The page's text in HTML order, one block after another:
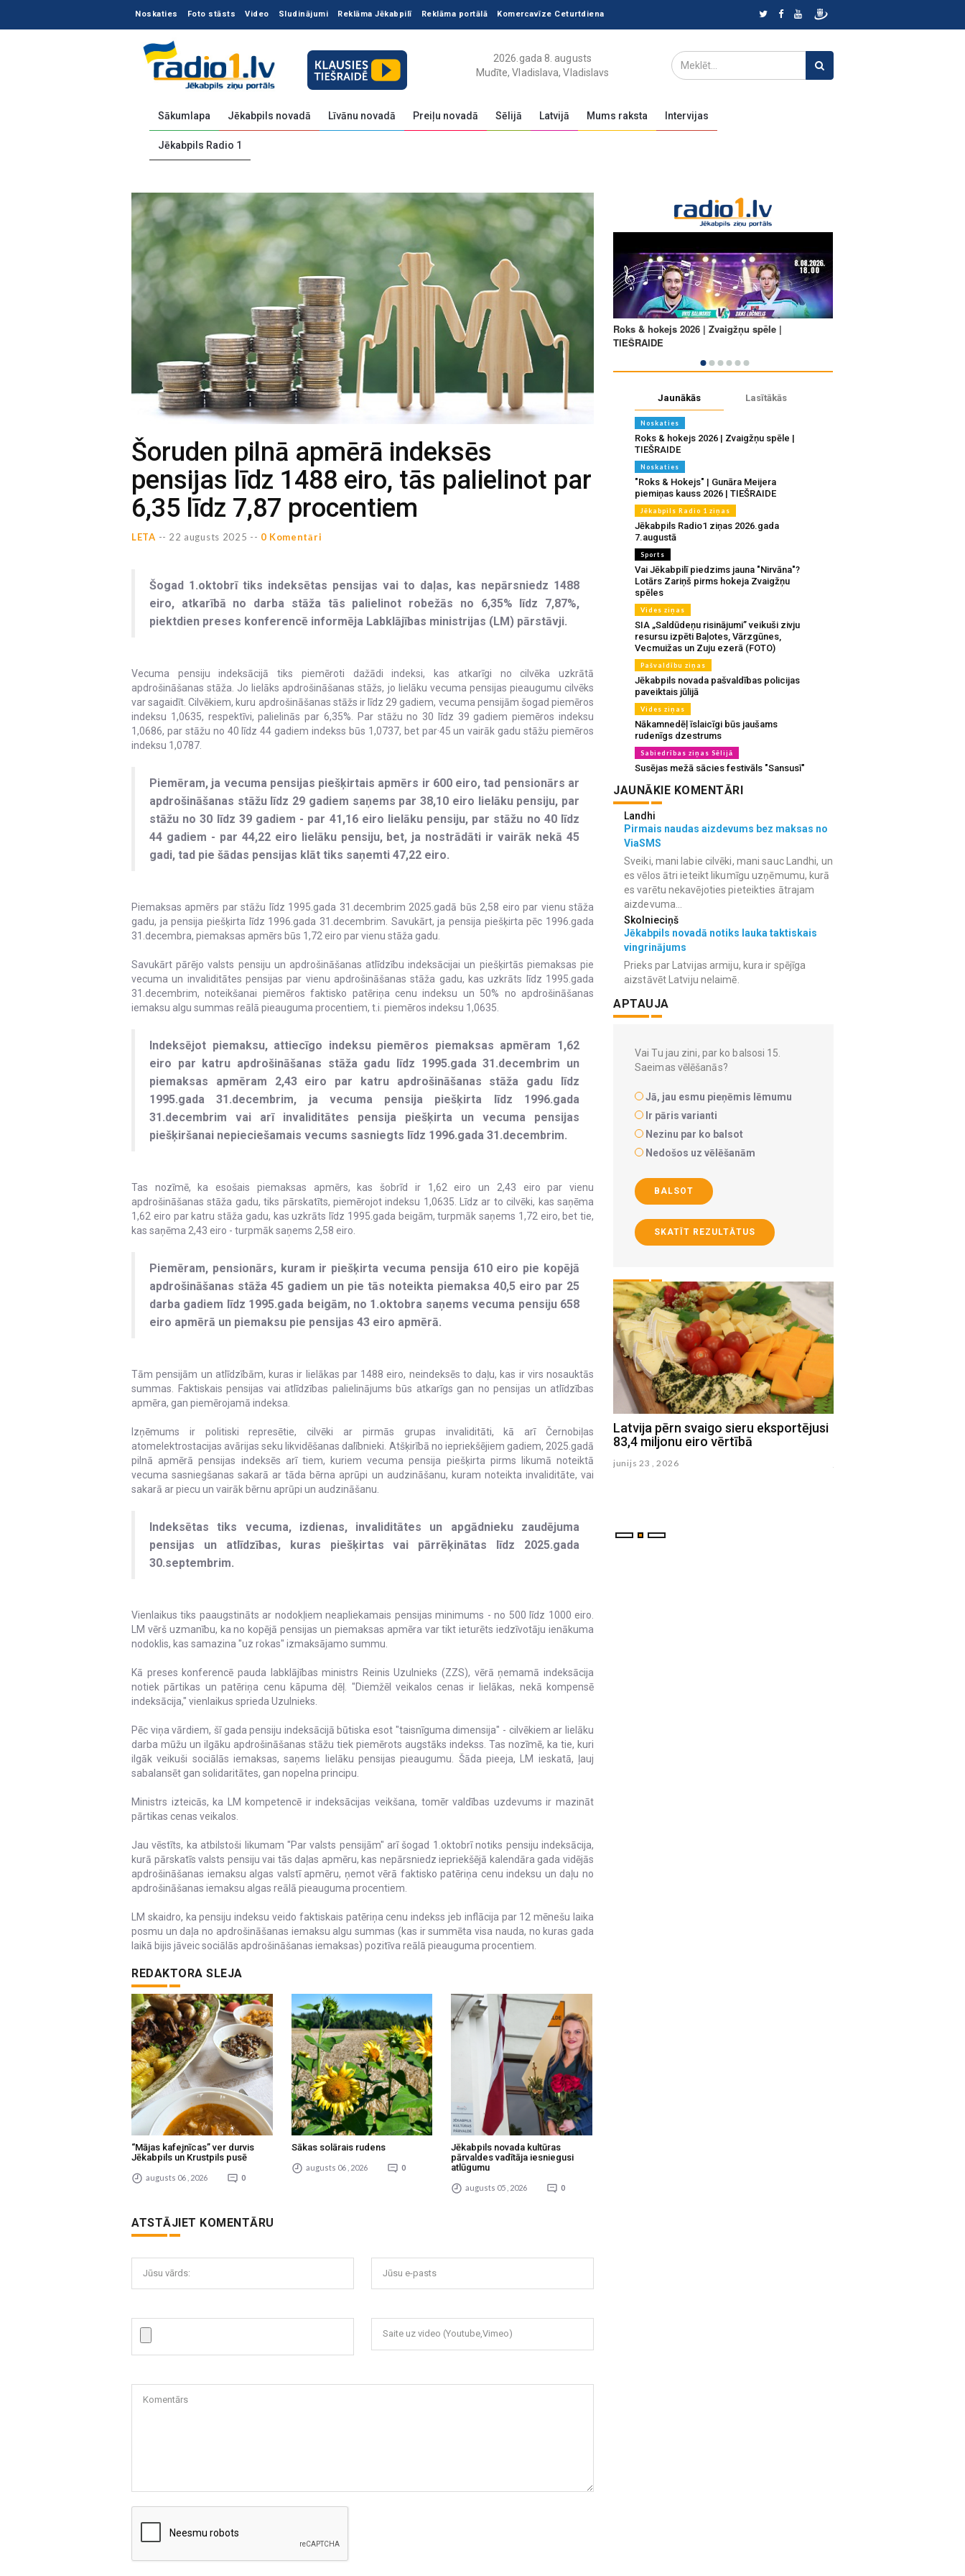
Noskaties Foto stāsts Video Sludinājumi Reklāma Jēkabpilī Reklāma portālā Komercavīze Ceturtdiena
2026.gada 8. augusts
Mudīte, Vladislava, Vladislavs
Sākumlapa Jēkabpils novadā Līvānu novadā Preiļu novadā Sēlijā Latvijā Mums raksta Intervijas
Jēkabpils Radio 1
Šoruden pilnā apmērā indeksēs
pensijas līdz 1488 eiro, tās palielinot par
6,35 līdz 7,87 procentiem
LETA -- 22 augusts 2025 -- 0 Komentāri
Šogad 1.oktobrī tiks indeksētas pensijas vai to daļas, kas nepārsniedz 1488
eiro, atkarībā no darba stāža tās palielinot robežās no 6,35% līdz 7,87%,
piektdien preses konferencē informēja Labklājības ministrijas (LM) pārstāvji.
Vecuma pensiju indeksācijā tiks piemēroti dažādi indeksi, kas atkarīgi no cilvēka uzkrātā
apdrošināšanas stāža. Jo lielāks apdrošināšanas stāžs, jo lielāku vecuma pensijas pieaugumu cilvēks
var sagaidīt. Cilvēkiem, kuru apdrošināšanas stāžs ir līdz 29 gadiem, vecuma pensijām šogad piemēros
indeksu 1,0635, respektīvi, palielinās par 6,35%. Par stāžu no 30 līdz 39 gadiem piemēros indeksu
1,0686, par stāžu no 40 līdz 44 gadiem indekss būs 1,0737, bet par·45 un vairāk gadu stāžu piemēros
indeksu 1,0787.
Piemēram, ja vecuma pensijas piešķirtais apmērs ir 600 eiro, tad pensionārs ar
apdrošināšanas stāžu līdz 29 gadiem saņems par 38,10 eiro lielāku pensiju, par
stāžu no 30 līdz 39 gadiem - par 41,16 eiro lielāku pensiju, par stāžu no 40 līdz
44 gadiem - par 44,22 eiro lielāku pensiju, bet, ja nostrādāti ir vairāk nekā 45
gadi, tad pie šādas pensijas klāt tiks saņemti 47,22 eiro.
Piemaksas apmērs par stāžu līdz 1995.gada 31.decembrim 2025.gadā būs 2,58 eiro par vienu stāža
gadu, ja pensija piešķirta līdz 1996.gada 31.decembrim. Savukārt, ja pensija piešķirta pēc 1996.gada
31.decembra, piemaksas apmērs būs 1,72 eiro par vienu stāža gadu.
Savukārt pārējo valsts pensiju un apdrošināšanas atlīdzību indeksācijai un piešķirtās piemaksas pie
vecuma un invaliditātes pensijas par vienu apdrošināšanas stāža gadu, kas uzkrāts līdz 1995.gada
31.decembrim, noteikšanai piemēros faktisko patēriņa cenu indeksu un 50% no apdrošināšanas
iemaksu algu summas reālā pieauguma procentiem, t.i. piemēros indeksu 1,0635.
Indeksējot piemaksu, attiecīgo indeksu piemēros piemaksas apmēram 1,62
eiro par katru apdrošināšanas stāža gadu līdz 1995.gada 31.decembrim un
piemaksas apmēram 2,43 eiro par katru apdrošināšanas stāža gadu līdz
1995.gada 31.decembrim, ja vecuma pensija piešķirta līdz 1996.gada
31.decembrim vai arī invaliditātes pensija piešķirta un vecuma pensijas
piešķiršanai nepieciešamais vecums sasniegts līdz 1996.gada 31.decembrim.
Tas nozīmē, ka esošais piemaksas apmērs, kas šobrīd ir 1,62 eiro un 2,43 eiro par vienu
apdrošināšanas stāža gadu, tiks pārskatīts, piemērojot indeksu 1,0635. Līdz ar to cilvēki, kas saņēma
1,62 eiro par katru stāža gadu, kas uzkrāts līdz 1995.gada beigām, turpmāk saņems 1,72 eiro, bet tie,
kas saņēma 2,43 eiro - turpmāk saņems 2,58 eiro.
Piemēram, pensionārs, kuram ir piešķirta vecuma pensija 610 eiro pie kopējā
apdrošināšanas stāža 45 gadiem un pie tās noteikta piemaksa 40,5 eiro par 25
darba gadiem līdz 1995.gada beigām, no 1.oktobra saņems vecuma pensiju 658
eiro apmērā un piemaksu pie pensijas 43 eiro apmērā.
Tām pensijām un atlīdzībām, kuras ir lielākas par 1488 eiro, neindeksēs to daļu, kas ir virs nosauktās
summas. Faktiskais pensijas vai atlīdzības palielinājums būs atkarīgs gan no pensijas un atlīdzības
apmēra, gan piemērojamā indeksa.
Izņēmums ir politiski represētie, cilvēki ar pirmās grupas invaliditāti, kā arī Černobiļas
atomelektrostacijas avārijas seku likvidēšanas dalībnieki. Atšķirībā no iepriekšējiem gadiem, 2025.gadā
pilnā apmērā pensijas indeksēs arī tiem, kuriem vecuma pensija piešķirta pirms likumā noteiktā
vecuma sasniegšanas sakarā ar tāda bērna aprūpi un audzināšanu, kuram noteikta invaliditāte, vai
sakarā ar piecu un vairāk bērnu aprūpi un audzināšanu.
Indeksētas tiks vecuma, izdienas, invaliditātes un apgādnieku zaudējuma
pensijas un atlīdzības, kuras piešķirtas vai pārrēķinātas līdz 2025.gada
30.septembrim.
Vienlaikus tiks paaugstināts ar nodokļiem neapliekamais pensijas minimums - no 500 līdz 1000 eiro.
LM vērš uzmanību, ka no kopējā pensijas un piemaksas apmēra var tikt ieturēts iedzīvotāju ienākuma
nodoklis, kas samazina "uz rokas" izmaksājamo summu.
Kā preses konferencē pauda labklājības ministrs Reinis Uzulnieks (ZZS), vērā ņemamā indeksācija
notiek pārtikas un patēriņa cenu kāpuma dēļ. "Diemžēl veikalos cenas ir lielākas, nekā kompensē
indeksācija," vienlaikus sprieda Uzulnieks.
Pēc viņa vārdiem, šī gada pensiju indeksācijā būtiska esot "taisnīguma dimensija" - cilvēkiem ar lielāku
darba mūžu un ilgāku apdrošināšanas stāžu tiek piemērots augstāks indekss. Tas nozīmē, ka tie, kuri
ilgāk veikuši sociālās iemaksas, saņems lielāku pensijas pieaugumu. Šāda pieeja, LM ieskatā, ļauj
sabalansēt gan solidaritātes, gan nopelna principu.
Ministrs izteicās, ka LM kompetencē ir indeksācijas veikšana, tomēr valdības uzdevums ir mazināt
pārtikas cenas veikalos.
Jau vēstīts, ka atbilstoši likumam "Par valsts pensijām" arī šogad 1.oktobrī notiks pensiju indeksācija,
kurā pārskatīs valsts pensiju vai tās daļas apmēru, kas nepārsniedz iepriekšējā kalendāra gada vidējās
apdrošināšanas iemaksu algas valstī apmēru, ņemot vērā faktisko patēriņa cenu indeksu un daļu no
apdrošināšanas iemaksu algas reālā pieauguma procentiem.
LM skaidro, ka pensiju indeksu veido faktiskais patēriņa cenu indekss jeb inflācija par 12 mēnešu laika
posmu un daļa no apdrošināšanas iemaksu algu summas (kas ir summēta visa nauda, no kuras gada
laikā bijis jāveic sociālās apdrošināšanas iemaksas) pozitīva reālā pieauguma procentiem.
REDAKTORA SLEJA
“Mājas kafejnīcas” ver durvis
Jēkabpils un Krustpils pusē
augusts 06 , 2026 0
Sākas solārais rudens
augusts 06 , 2026 0
Jēkabpils novada kultūras
pārvaldes vadītāja iesniegusi
atlūgumu
augusts 05 , 2026 0
ATSTĀJIET KOMENTĀRU
Jūsu vārds: Jūsu e-pasts
Saite uz video (Youtube,Vimeo)
Komentārs
Jaunākās Lasītākās
Noskaties
Roks & hokejs 2026 | Zvaigžņu spēle |
TIEŠRAIDE
Noskaties
"Roks & Hokejs" | Gunāra Meijera
piemiņas kauss 2026 | TIEŠRAIDE
Jēkabpils Radio 1 ziņas
Jēkabpils Radio1 ziņas 2026.gada
7.augustā
Sports
Vai Jēkabpilī piedzims jauna "Nirvāna"?
Lotārs Zariņš pirms hokeja Zvaigžņu
spēles
Vides ziņas
SIA „Saldūdeņu risinājumi” veikuši zivju
resursu izpēti Baļotes, Vārzgūnes,
Vecmuižas un Zuju ezerā (FOTO)
Pašvaldību ziņas
Jēkabpils novada pašvaldības policijas
paveiktais jūlijā
Vides ziņas
Nākamnedēļ īslaicīgi būs jaušams
rudenīgs dzestrums
Sabiedrības ziņas Sēlijā
Susējas mežā sācies festivāls "Sansusī"
JAUNĀKIE KOMENTĀRI
Landhi
Pirmais naudas aizdevums bez maksas no
ViaSMS
Sveiki, mani labie cilvēki, mani sauc Landhi, un
es vēlos ātri ieteikt likumīgu uzņēmumu, kurā
es varētu nekavējoties pieteikties ātrajam
aizdevuma...
Skolnieciņš
Jēkabpils novadā notiks lauka taktiskais
vingrinājums
Prieks par Latvijas armiju, kura ir spējīga
aizstāvēt Latviju nelaimē.
APTAUJA
Vai Tu jau zini, par ko balsosi 15.
Saeimas vēlēšanās?
Jā, jau esmu pieņēmis lēmumu
Ir pāris varianti
Nezinu par ko balsot
Nedošos uz vēlēšanām
BALSOT
SKATĪT REZULTĀTUS
Izstādē varēs aplūkot cilvēku
tirdzniecībā cietušo un Ukrainas
bēgļu mākslas terapijā tapušus
darbus
Latvija pērn svaigo sieru eksportējusi
83,4 miljonu eiro vērtībā
junijs 23 , 2026